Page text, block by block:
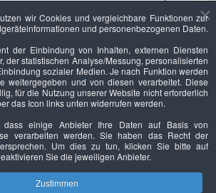
Keine Events an diesem Datum
Keine Events an diesem Datum
Keine Events an diesem Datum
Keine Events an diesem Datum
wir Cookies und vergleichbare Funktionen zur
und personenbezogenen Daten.
der Einbindung von Inhalten, externen Diensten
der statistischen Analyse/Messung, personalisierten
sozialer Medien. Je nach Funktion werden
weitergegeben und von diesen verarbeitet. Diese
für die Nutzung unserer Website nicht erforderlich
das Icon links unten widerrufen werden.
dass einige Anbieter Ihre Daten auf Basis von
verarbeiten werden. Sie haben das Recht der
Um dies zu tun, klicken Sie bitte auf
Sie die jeweiligen Anbieter.
Zustimmen